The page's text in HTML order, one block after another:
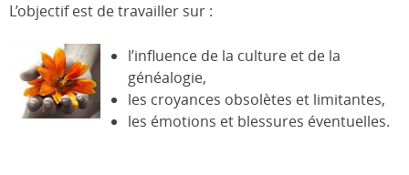
L’objectif est de travailler sur :
l’influence de la culture et de la
généalogie,
les croyances obsolètes et limitantes,
les émotions et blessures éventuelles.